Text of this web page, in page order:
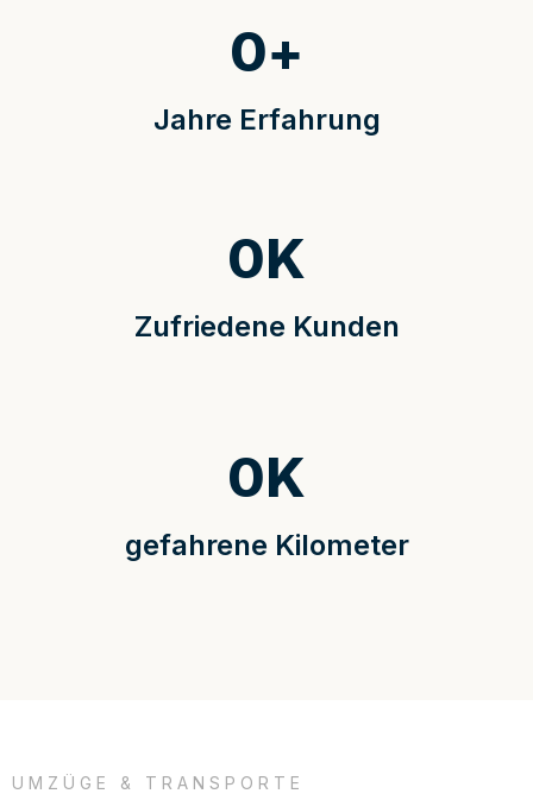
Jahre Erfahrung
0+
Zufriedene Kunden
0K
gefahrene Kilometer
0K
UMZÜGE & TRANSPORTE